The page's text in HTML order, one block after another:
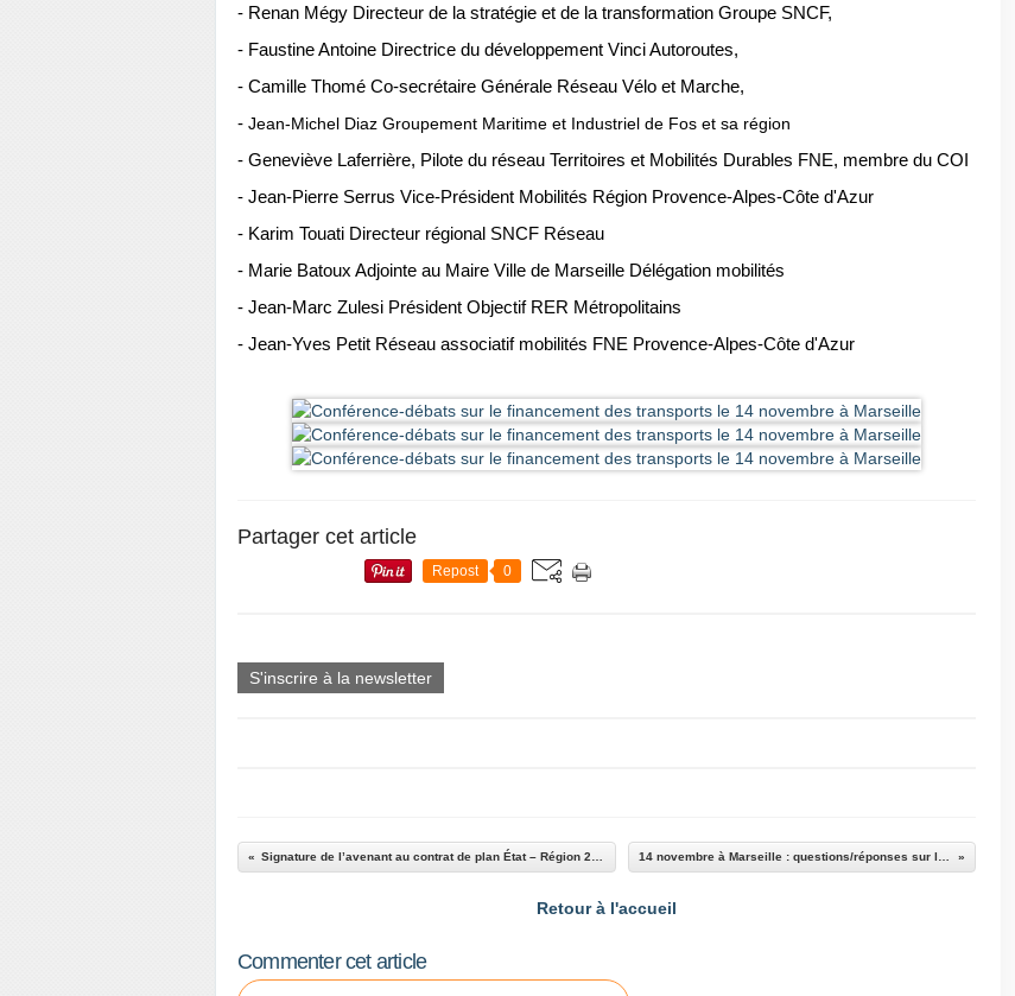
- Renan Mégy Directeur de la stratégie et de la transformation Groupe SNCF,
- Faustine Antoine Directrice du développement Vinci Autoroutes,
- Camille Thomé Co-secrétaire Générale Réseau Vélo et Marche,
- Jean-Michel Diaz Groupement Maritime et Industriel de Fos et sa région
- Geneviève Laferrière, Pilote du réseau Territoires et Mobilités Durables FNE, membre du COI
- Jean-Pierre Serrus Vice-Président Mobilités Région Provence-Alpes-Côte d'Azur
- Karim Touati Directeur régional SNCF Réseau
- Marie Batoux Adjointe au Maire Ville de Marseille Délégation mobilités
- Jean-Marc Zulesi Président Objectif RER Métropolitains
- Jean-Yves Petit Réseau associatif mobilités FNE Provence-Alpes-Côte d'Azur
Partager cet article
Repost 0
S'inscrire à la newsletter
Retour à l'accueil
Commenter cet article